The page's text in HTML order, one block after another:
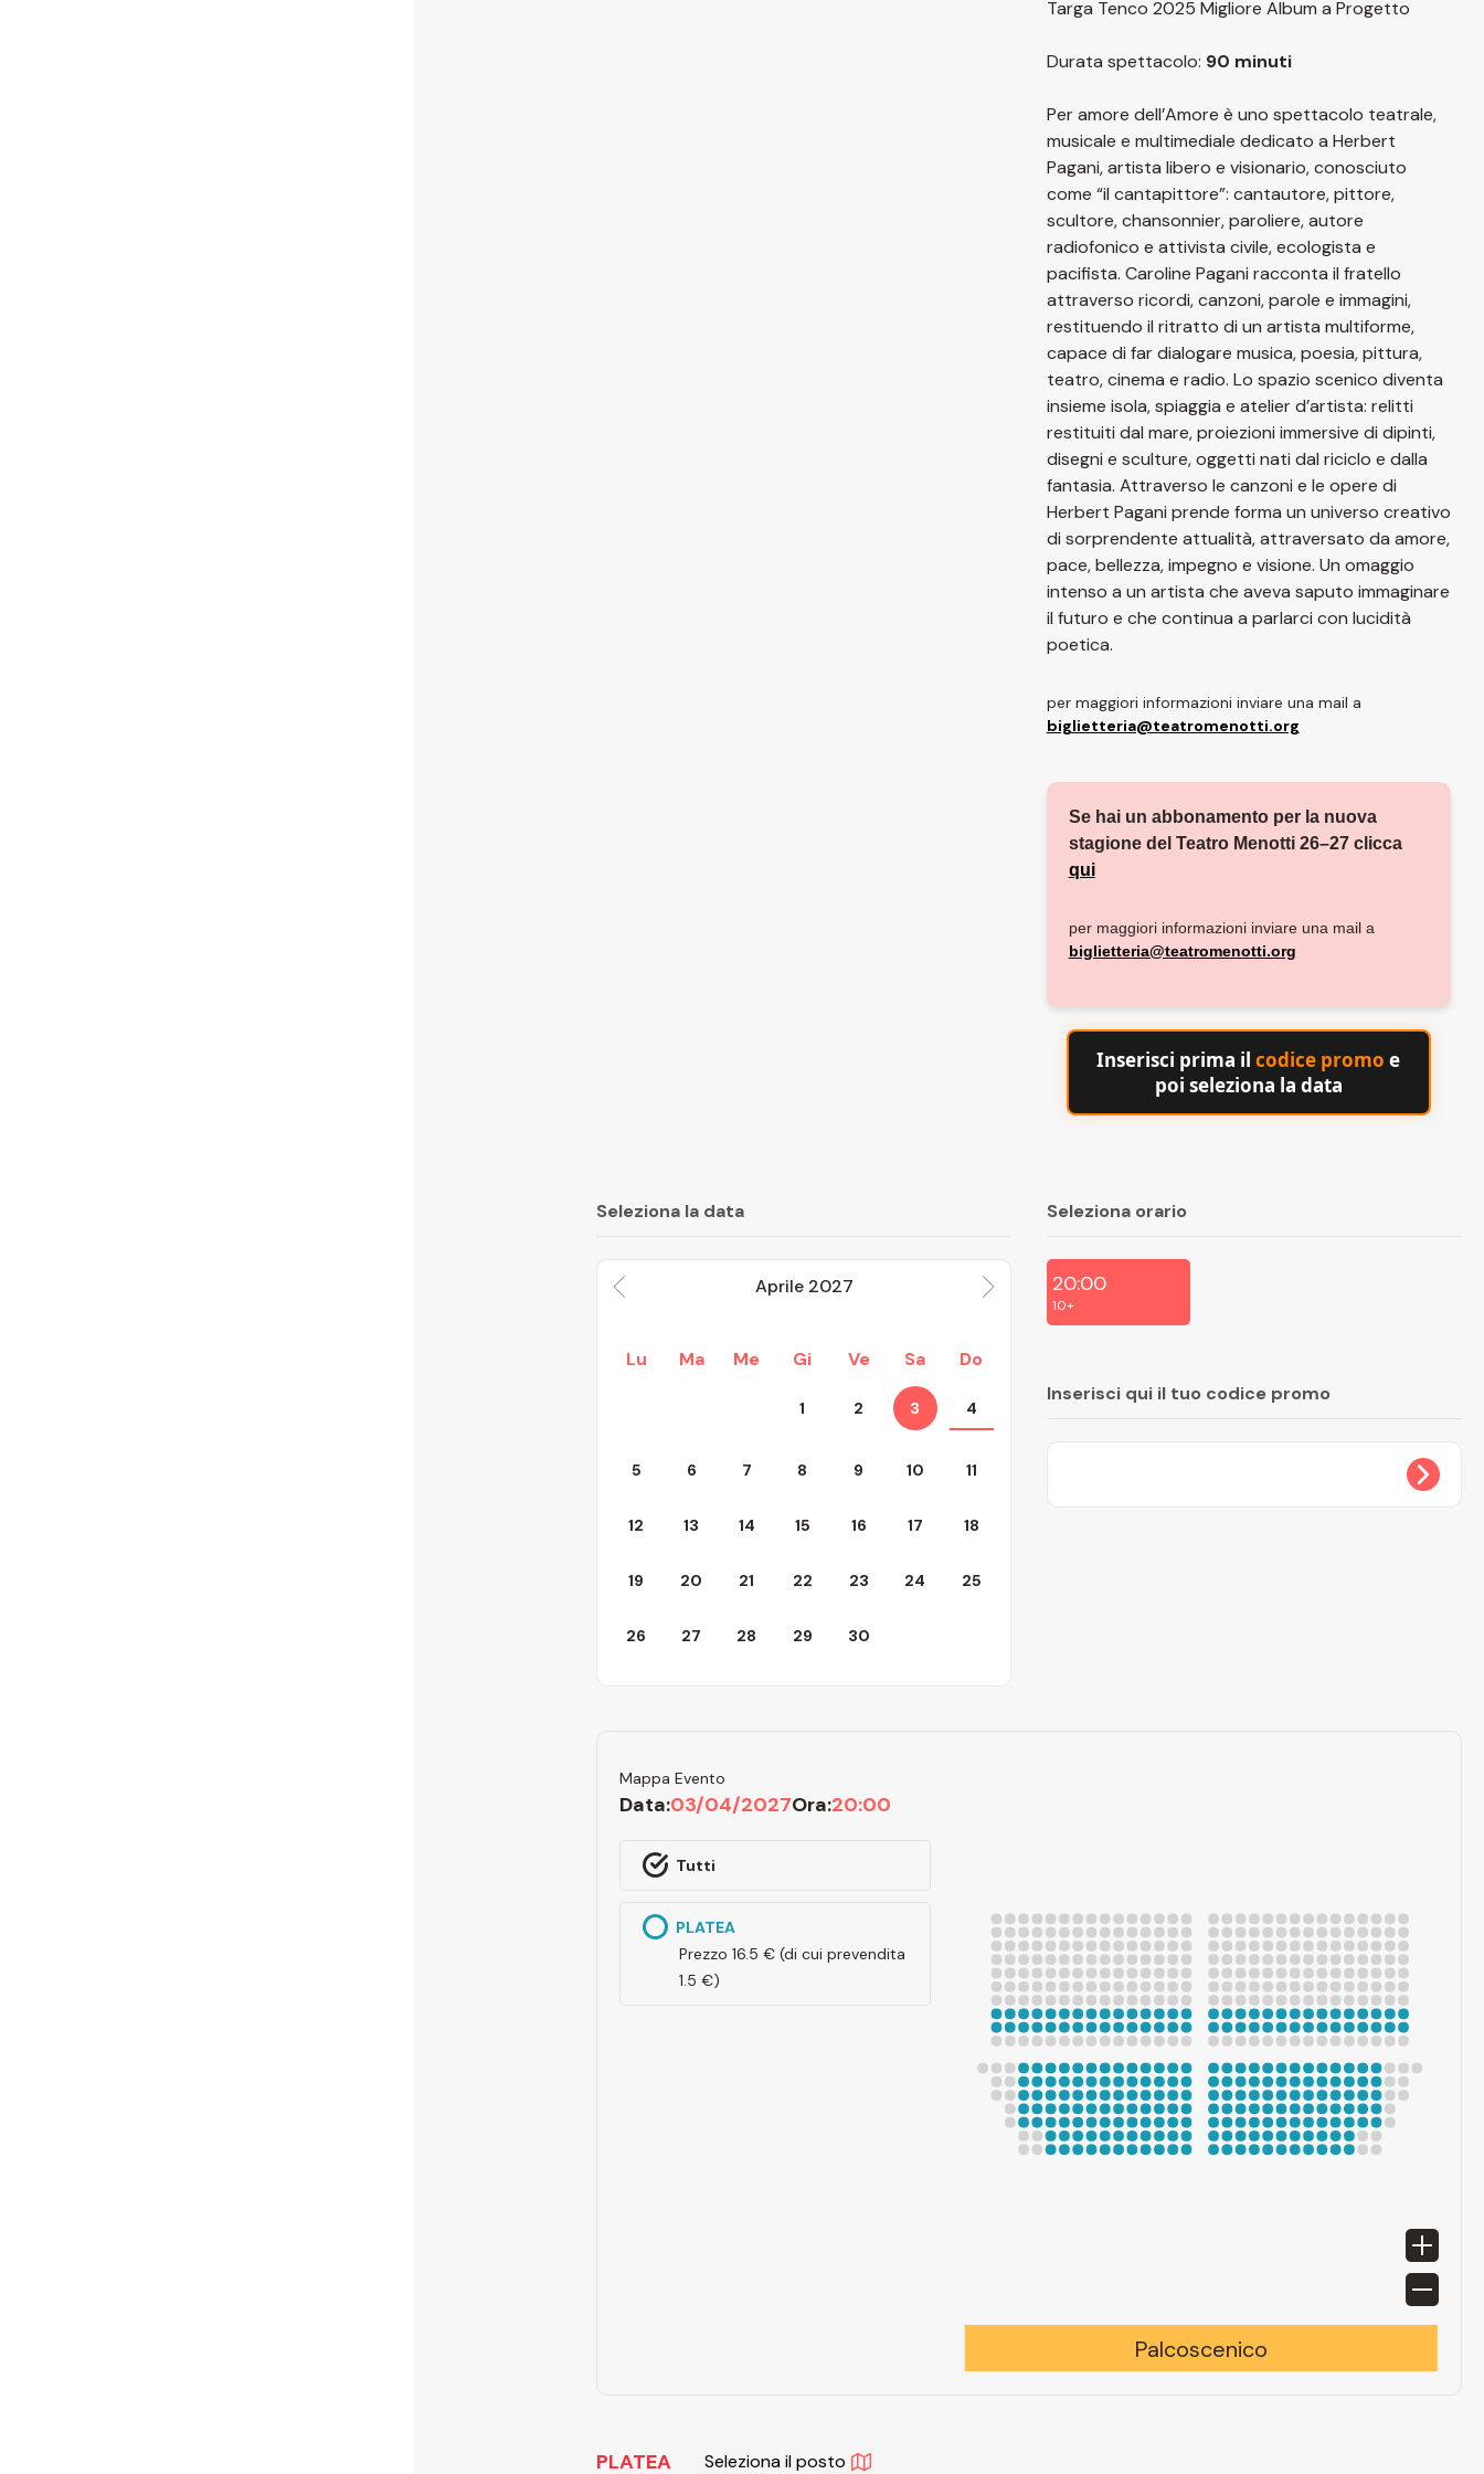
Targa Tenco 2025 Migliore Album a Progetto
Durata spettacolo: 90 minuti
Per amore dell’Amore è uno spettacolo teatrale,
musicale e multimediale dedicato a Herbert
Pagani, artista libero e visionario, conosciuto
come “il cantapittore”: cantautore, pittore,
scultore, chansonnier, paroliere, autore
radiofonico e attivista civile, ecologista e
pacifista. Caroline Pagani racconta il fratello
attraverso ricordi, canzoni, parole e immagini,
restituendo il ritratto di un artista multiforme,
capace di far dialogare musica, poesia, pittura,
teatro, cinema e radio. Lo spazio scenico diventa
insieme isola, spiaggia e atelier d’artista: relitti
restituiti dal mare, proiezioni immersive di dipinti,
disegni e sculture, oggetti nati dal riciclo e dalla
fantasia. Attraverso le canzoni e le opere di
Herbert Pagani prende forma un universo creativo
di sorprendente attualità, attraversato da amore,
pace, bellezza, impegno e visione. Un omaggio
intenso a un artista che aveva saputo immaginare
il futuro e che continua a parlarci con lucidità
poetica.
per maggiori informazioni inviare una mail a
biglietteria@teatromenotti.org
Se hai un abbonamento per la nuova
stagione del Teatro Menotti 26–27 clicca
qui
per maggiori informazioni inviare una mail a
biglietteria@teatromenotti.org
Inserisci prima ilcodice promo e
poi seleziona la data
Seleziona la data
Aprile 2027
Lu Ma Me Gi Ve Sa Do
1 2 3 4
5 6 7 8 9 10 11
12 13 14 15 16 17 18
19 20 21 22 23 24 25
26 27 28 29 30
Seleziona orario
20:00
10+
Inserisci qui il tuo codice promo
Mappa Evento
Data:03/04/2027Ora:20:00
Tutti
PLATEA
Prezzo 16.5 € (di cui prevendita
1.5 €)
Palcoscenico
PLATEA Seleziona il posto